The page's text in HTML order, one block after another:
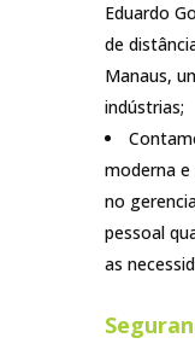
Eduardo
de
Manaus,
indústrias;
moderna
no
pessoal
as